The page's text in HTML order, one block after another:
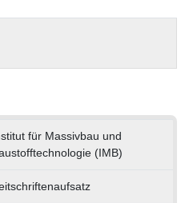
für Massivbau und
(IMB)